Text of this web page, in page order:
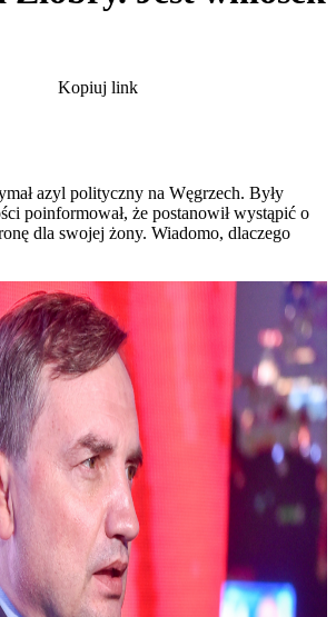
Kopiuj link
azyl polityczny na Węgrzech. Były
poinformował, że postanowił wystąpić o
dla swojej żony. Wiadomo, dlaczego